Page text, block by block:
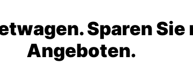
Sparen
Angeboten.